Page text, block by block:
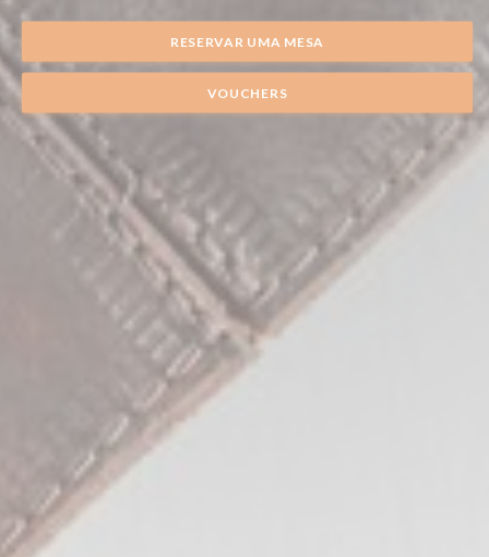
RESERVAR UMA MESA
VOUCHERS